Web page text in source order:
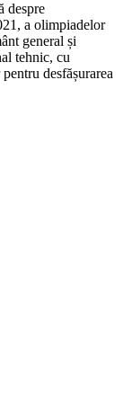
despre
a olimpiadelor
general și
tehnic, cu
desfășurarea